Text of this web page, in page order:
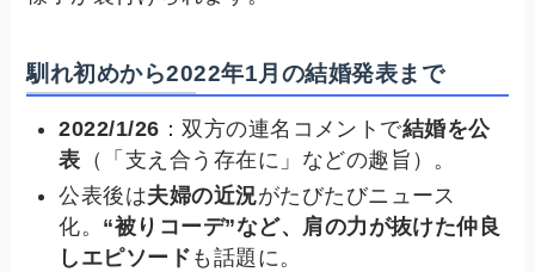
馴れ初めから2022年1月の結婚発表まで
2022/1/26 ：双方の連名コメントで結婚を公
表 （「支え合う存在に」などの趣旨）。
公表後は夫婦の近況がたびたびニュース
化。 “被りコーデ”など、肩の力が抜けた仲良
しエピソード も話題に。